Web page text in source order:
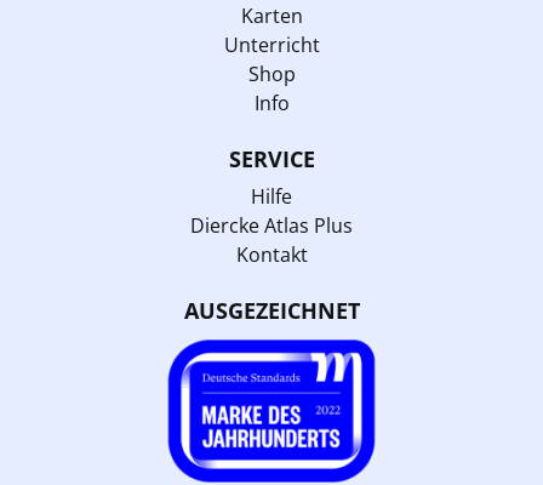
Karten
Unterricht
Shop
Info
SERVICE
Hilfe
Diercke Atlas Plus
Kontakt
AUSGEZEICHNET